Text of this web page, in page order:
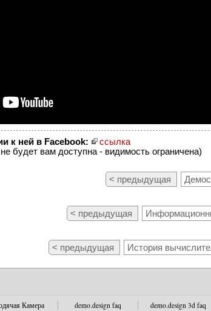
к ней в Facebook:
ссылка
будет вам доступна - видимость ограничена)
< предыдущая
< предыдущая
< предыдущая История
Камера demo.design faq demo.design 3d faq